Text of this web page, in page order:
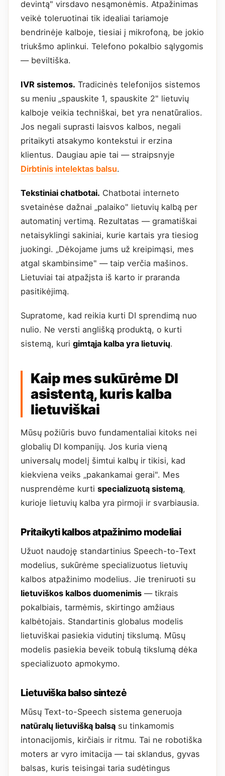
devintą" virsdavo nesąmonėmis. Atpažinimas
veikė toleruotinai tik idealiai tariamoje
bendrinėje kalboje, tiesiai į mikrofoną, be jokio
triukšmo aplinkui. Telefono pokalbio sąlygomis
— beviltiška.
IVR sistemos. Tradicinės telefonijos sistemos
su meniu „spauskite 1, spauskite 2" lietuvių
kalboje veikia techniškai, bet yra nenatūralios.
Jos negali suprasti laisvos kalbos, negali
pritaikyti atsakymo kontekstui ir erzina
klientus. Daugiau apie tai — straipsnyje
Dirbtinis intelektas balsu.
Tekstiniai chatbotai. Chatbotai interneto
svetainėse dažnai „palaiko" lietuvių kalbą per
automatinį vertimą. Rezultatas — gramatiškai
netaisyklingi sakiniai, kurie kartais yra tiesiog
juokingi. „Dėkojame jums už kreipimąsi, mes
atgal skambinsime" — taip verčia mašinos.
Lietuviai tai atpažįsta iš karto ir praranda
pasitikėjimą.
Supratome, kad reikia kurti DI sprendimą nuo
nulio. Ne versti anglišką produktą, o kurti
sistemą, kuri gimtąja kalba yra lietuvių.
Kaip mes sukūrėme DI
asistentą, kuris kalba
lietuviškai
Mūsų požiūris buvo fundamentaliai kitoks nei
globalių DI kompanijų. Jos kuria vieną
universalų modelį šimtui kalbų ir tikisi, kad
kiekviena veiks „pakankamai gerai". Mes
nusprendėme kurti specializuotą sistemą,
kurioje lietuvių kalba yra pirmoji ir svarbiausia.
Pritaikyti kalbos atpažinimo modeliai
Užuot naudoję standartinius Speech-to-Text
modelius, sukūrėme specializuotus lietuvių
kalbos atpažinimo modelius. Jie treniruoti su
lietuviškos kalbos duomenimis — tikrais
pokalbiais, tarmėmis, skirtingo amžiaus
kalbėtojais. Standartinis globalus modelis
lietuviškai pasiekia vidutinį tikslumą. Mūsų
modelis pasiekia beveik tobulą tikslumą dėka
specializuoto apmokymo.
Lietuviška balso sintezė
Mūsų Text-to-Speech sistema generuoja
natūralų lietuvišką balsą su tinkamomis
intonacijomis, kirčiais ir ritmu. Tai ne robotiška
moters ar vyro imitacija — tai sklandus, gyvas
balsas, kuris teisingai taria sudėtingus